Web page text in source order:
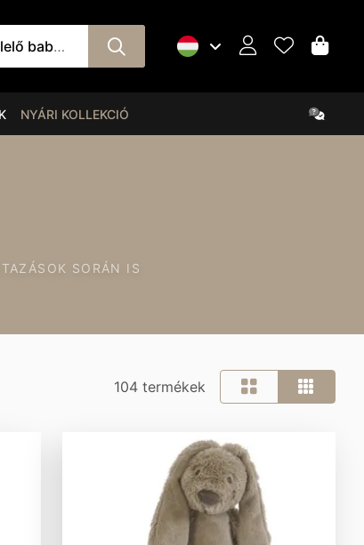
babafészket!
NYÁRI KOLLEKCIÓ
SORÁN IS
104 termékek